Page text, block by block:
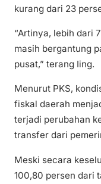
kurang dari 23
“Artinya, lebih dari
masih bergantung
pusat,” terang Iing.
Menurut PKS,
fiskal daerah
terjadi perubahan
transfer dari
Meski secara
100,80 persen dari